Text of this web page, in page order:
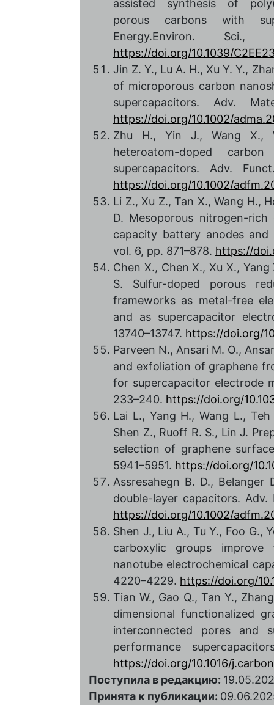
assisted synthesis of
porous carbons with
Energy.Environ.
https://doi.org/10.1039/
Jin Z. Y., Lu A. H., Xu Y. Y.,
of microporous carbon
supercapacitors. Adv.
https://doi.org/10.1002/
Zhu H., Yin J., Wang X.,
heteroatom-doped
supercapacitors. Adv.
https://doi.org/10.1002/
Li Z., Xu Z., Tan X., Wang H.,
D. Mesoporous nitrogen-
capacity battery anodes and
vol. 6, pp. 871–878. https://
Chen X., Chen X., Xu X.,
S. Sulfur-doped porous
frameworks as metal-free
and as supercapacitor
13740–13747. https://doi.org/
Parveen N., Ansari M. O.,
and exfoliation of graphene
for supercapacitor electrode
233–240. https://doi.org/
Lai L., Yang H., Wang L.,
Shen Z., Ruoff R. S., Lin J.
selection of graphene
5941–5951. https://doi.org/
Assresahegn B. D.,
double-layer capacitors.
https://doi.org/10.1002/
Shen J., Liu A., Tu Y., Foo G.,
carboxylic groups
nanotube electrochemical
4220–4229. https://doi.org/
Tian W., Gao Q., Tan Y.,
dimensional functionalized
interconnected pores and
performance
https://doi.org/10.1016/
Поступила в редакцию:
Принята к публикации: